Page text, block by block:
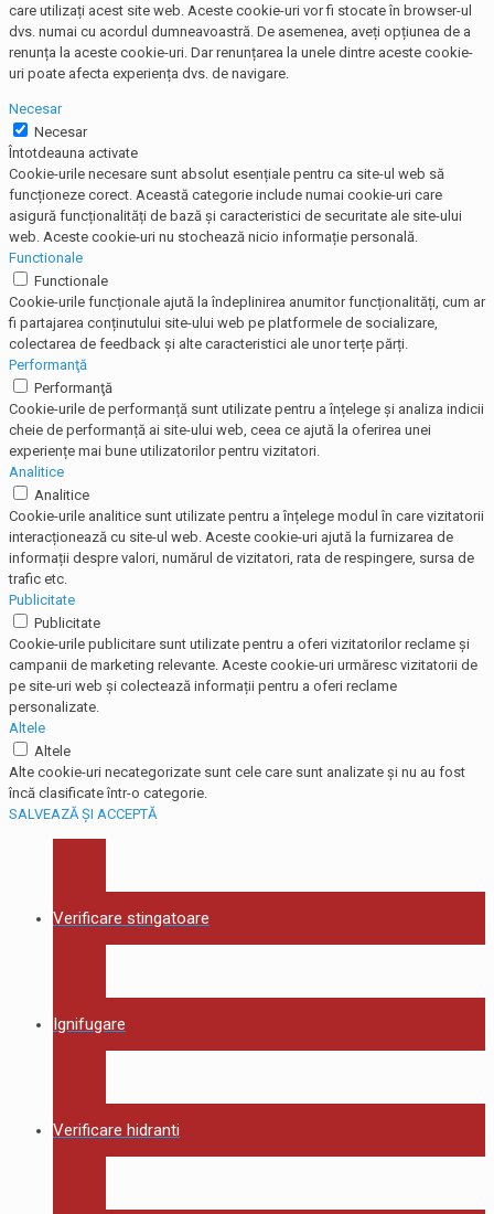
care utilizați acest site web. Aceste cookie-uri vor fi stocate în browser-ul
dvs. numai cu acordul dumneavoastră. De asemenea, aveți opțiunea de a
renunța la aceste cookie-uri. Dar renunțarea la unele dintre aceste cookie-
uri poate afecta experiența dvs. de navigare.
Necesar
Necesar
Întotdeauna activate
Cookie-urile necesare sunt absolut esențiale pentru ca site-ul web să
funcționeze corect. Această categorie include numai cookie-uri care
asigură funcționalități de bază și caracteristici de securitate ale site-ului
web. Aceste cookie-uri nu stochează nicio informație personală.
Functionale
Functionale
Cookie-urile funcționale ajută la îndeplinirea anumitor funcționalități, cum ar
fi partajarea conținutului site-ului web pe platformele de socializare,
colectarea de feedback și alte caracteristici ale unor terțe părți.
Performanţă
Performanţă
Cookie-urile de performanță sunt utilizate pentru a înțelege și analiza indicii
cheie de performanță ai site-ului web, ceea ce ajută la oferirea unei
experiențe mai bune utilizatorilor pentru vizitatori.
Analitice
Analitice
Cookie-urile analitice sunt utilizate pentru a înțelege modul în care vizitatorii
interacționează cu site-ul web. Aceste cookie-uri ajută la furnizarea de
informații despre valori, numărul de vizitatori, rata de respingere, sursa de
trafic etc.
Publicitate
Publicitate
Cookie-urile publicitare sunt utilizate pentru a oferi vizitatorilor reclame și
campanii de marketing relevante. Aceste cookie-uri urmăresc vizitatorii de
pe site-uri web și colectează informații pentru a oferi reclame
personalizate.
Altele
Altele
Alte cookie-uri necategorizate sunt cele care sunt analizate și nu au fost
încă clasificate într-o categorie.
SALVEAZĂ ȘI ACCEPTĂ
Verificare stingatoare
Ignifugare
Verificare hidranti